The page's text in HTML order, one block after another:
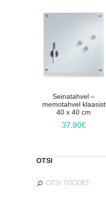
Seinatahvel –
memotahvel klaasist
40 x 40 cm
37.90€
OTSI